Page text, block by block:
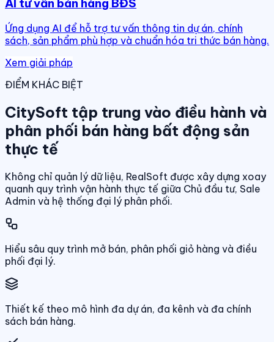
AI tư vấn bán hàng BĐS
Ứng dụng AI để hỗ trợ tư vấn thông tin dự án, chính
sách, sản phẩm phù hợp và chuẩn hóa tri thức bán hàng.
Xem giải pháp
ĐIỂM KHÁC BIỆT
CitySoft tập trung vào điều hành và
phân phối bán hàng bất động sản
thực tế
Không chỉ quản lý dữ liệu, RealSoft được xây dựng xoay
quanh quy trình vận hành thực tế giữa Chủ đầu tư, Sale
Admin và hệ thống đại lý phân phối.
Hiểu sâu quy trình mở bán, phân phối giỏ hàng và điều
phối đại lý.
Thiết kế theo mô hình đa dự án, đa kênh và đa chính
sách bán hàng.